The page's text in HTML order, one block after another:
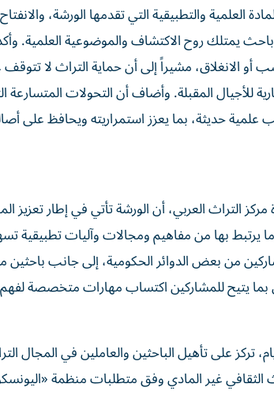
العلمية والتطبيقية التي تقدمها الورشة،
يمتلك روح الاكتشاف والموضوعية العلمية.
أو الانغلاق، مشيراً إلى أن حماية التراث لا
للأجيال المقبلة. وأضاف أن التحولات
علمية حديثة، بما يعزز استمراريته ويحافظ على
يرتبط بها من مفاهيم ومجالات وآليات تطبيقية
من بعض الدوائر الحكومية، إلى جانب باحثين
بما يتيح للمشاركين اكتساب مهارات متخصصة
تركز على تأهيل الباحثين والعاملين في المجال
الثقافي غير المادي وفق متطلبات منظمة